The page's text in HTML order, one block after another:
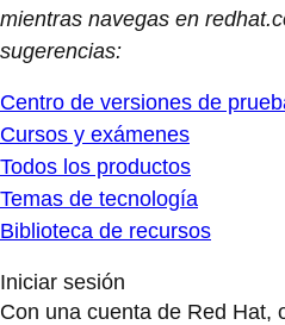
mientras navegas en
sugerencias:
Centro de versiones de
Cursos y exámenes
Todos los productos
Temas de tecnología
Biblioteca de recursos
Iniciar sesión
Con una cuenta de Red Hat,